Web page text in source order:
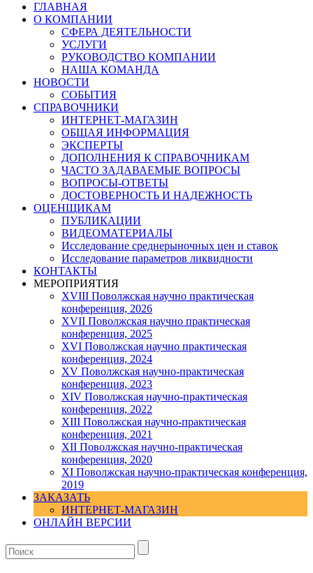
ГЛАВНАЯ
О КОМПАНИИ
СФЕРА ДЕЯТЕЛЬНОСТИ
УСЛУГИ
РУКОВОДСТВО КОМПАНИИ
НАША КОМАНДА
НОВОСТИ
СОБЫТИЯ
СПРАВОЧНИКИ
ИНТЕРНЕТ-МАГАЗИН
ОБЩАЯ ИНФОРМАЦИЯ
ЭКСПЕРТЫ
ДОПОЛНЕНИЯ К СПРАВОЧНИКАМ
ЧАСТО ЗАДАВАЕМЫЕ ВОПРОСЫ
ВОПРОСЫ-ОТВЕТЫ
ДОСТОВЕРНОСТЬ И НАДЕЖНОСТЬ
ОЦЕНЩИКАМ
ПУБЛИКАЦИИ
ВИДЕОМАТЕРИАЛЫ
Исследование среднерыночных цен и ставок
Исследование параметров ликвидности
КОНТАКТЫ
МЕРОПРИЯТИЯ
XVIII Поволжская научно практическая
конференция, 2026
XVII Поволжская научно практическая
конференция, 2025
XVI Поволжская научно практическая
конференция, 2024
ХV Поволжская научно-практическая
конференция, 2023
ХIV Поволжская научно-практическая
конференция, 2022
ХIII Поволжская научно-практическая
конференция, 2021
ХII Поволжская научно-практическая
конференция, 2020
XI Поволжская научно-практическая конференция,
2019
ЗАКАЗАТЬ
ИНТЕРНЕТ-МАГАЗИН
ОНЛАЙН ВЕРСИИ